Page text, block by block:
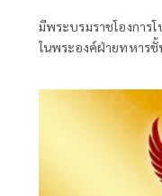
มีพระบรมราชโองการ
ในพระองค์ฝ่ายทหาร